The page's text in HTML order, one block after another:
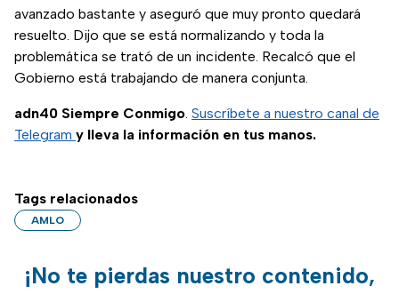
avanzado bastante y aseguró que muy pronto quedará
resuelto. Dijo que se está normalizando y toda la
problemática se trató de un incidente. Recalcó que el
Gobierno está trabajando de manera conjunta.
adn40 Siempre Conmigo. Suscríbete a nuestro canal de
Telegram y lleva la información en tus manos.
Tags relacionados
AMLO
¡No te pierdas nuestro contenido,